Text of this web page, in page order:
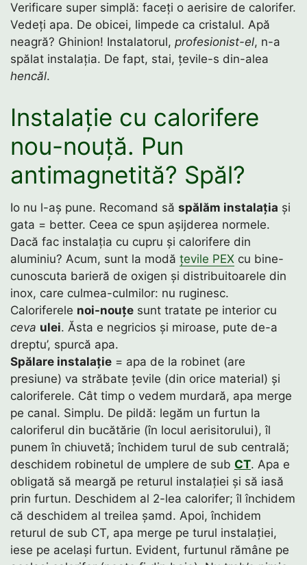
Verificare super simplă: faceți o aerisire de calorifer.
Vedeți apa. De obicei, limpede ca cristalul. Apă
neagră? Ghinion! Instalatorul, profesionist-el, n-a
spălat instalația. De fapt, stai, țevile-s din-alea
hencăl.
Instalație cu calorifere
nou-nouță. Pun
antimagnetită? Spăl?
Io nu l-aș pune. Recomand să spălăm instalația și
gata = better. Ceea ce spun așijderea normele.
Dacă fac instalația cu cupru și calorifere din
aluminiu? Acum, sunt la modă țevile PEX cu bine-
cunoscuta barieră de oxigen și distribuitoarele din
inox, care culmea-culmilor: nu ruginesc.
Caloriferele noi-nouțe sunt tratate pe interior cu
ceva ulei. Ăsta e negricios și miroase, pute de-a
dreptu’, spurcă apa.
Spălare instalație = apa de la robinet (are
presiune) va străbate țevile (din orice material) și
caloriferele. Cât timp o vedem murdară, apa merge
pe canal. Simplu. De pildă: legăm un furtun la
caloriferul din bucătărie (în locul aerisitorului), îl
punem în chiuvetă; închidem turul de sub centrală;
deschidem robinetul de umplere de sub CT. Apa e
obligată să meargă pe returul instalației și să iasă
prin furtun. Deschidem al 2-lea calorifer; îl închidem
că deschidem al treilea șamd. Apoi, închidem
returul de sub CT, apa merge pe turul instalației,
iese pe același furtun. Evident, furtunul rămâne pe